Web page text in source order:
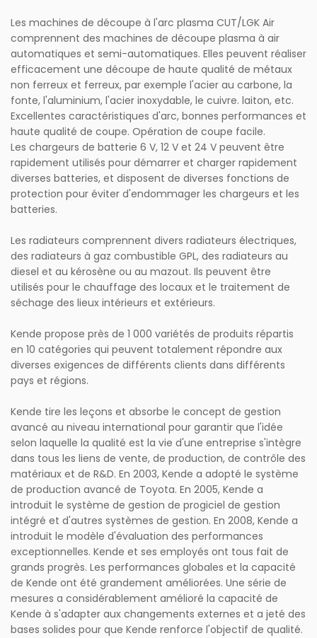
Les machines de découpe à l'arc plasma CUT/LGK Air
comprennent des machines de découpe plasma à air
automatiques et semi-automatiques. Elles peuvent réaliser
efficacement une découpe de haute qualité de métaux
non ferreux et ferreux, par exemple l'acier au carbone, la
fonte, l'aluminium, l'acier inoxydable, le cuivre. laiton, etc.
Excellentes caractéristiques d'arc, bonnes performances et
haute qualité de coupe. Opération de coupe facile.
Les chargeurs de batterie 6 V, 12 V et 24 V peuvent être
rapidement utilisés pour démarrer et charger rapidement
diverses batteries, et disposent de diverses fonctions de
protection pour éviter d'endommager les chargeurs et les
batteries.
Les radiateurs comprennent divers radiateurs électriques,
des radiateurs à gaz combustible GPL, des radiateurs au
diesel et au kérosène ou au mazout. Ils peuvent être
utilisés pour le chauffage des locaux et le traitement de
séchage des lieux intérieurs et extérieurs.
Kende propose près de 1 000 variétés de produits répartis
en 10 catégories qui peuvent totalement répondre aux
diverses exigences de différents clients dans différents
pays et régions.
Kende tire les leçons et absorbe le concept de gestion
avancé au niveau international pour garantir que l'idée
selon laquelle la qualité est la vie d'une entreprise s'intègre
dans tous les liens de vente, de production, de contrôle des
matériaux et de R&D. En 2003, Kende a adopté le système
de production avancé de Toyota. En 2005, Kende a
introduit le système de gestion de progiciel de gestion
intégré et d'autres systèmes de gestion. En 2008, Kende a
introduit le modèle d'évaluation des performances
exceptionnelles. Kende et ses employés ont tous fait de
grands progrès. Les performances globales et la capacité
de Kende ont été grandement améliorées. Une série de
mesures a considérablement amélioré la capacité de
Kende à s'adapter aux changements externes et a jeté des
bases solides pour que Kende renforce l'objectif de qualité.